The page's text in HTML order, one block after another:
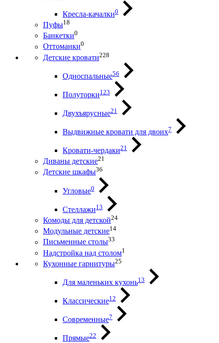
Кресла-качалки0
Пуфы18
Банкетки0
Оттоманки0
Детские кровати228
Односпальные56
Полуторки123
Двухъярусные21
Выдвижные кровати для двоих7
Кровати-чердаки21
Диваны детские21
Детские шкафы36
Угловые0
Стеллажи13
Комоды для детской24
Модульные детские14
Письменные столы33
Надстройка над столом1
Кухонные гарнитуры25
Для маленьких кухонь13
Классические12
Современные7
Прямые22